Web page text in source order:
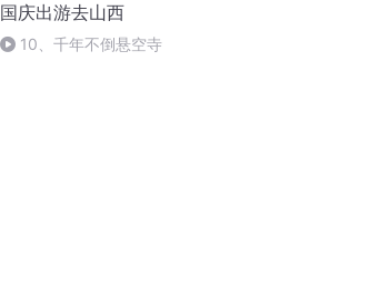
国庆出游去山西
10、千年不倒悬空寺